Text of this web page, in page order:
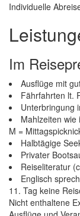
Individuelle
Im
Ausflüge mit
Fährfahrten lt.
Unterbringung
Mahlzeiten
M =
Halbtägige
Privater
Reiseliteratur
Englisch
11. Tag keine
Nicht enthaltene